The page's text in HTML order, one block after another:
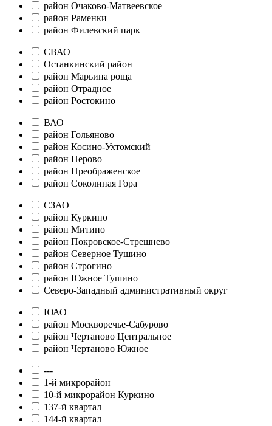
район Очаково-Матвеевское
район Раменки
район Филевский парк
СВАО
Останкинский район
район Марьина роща
район Отрадное
район Ростокино
ВАО
район Гольяново
район Косино-Ухтомский
район Перово
район Преображенское
район Соколиная Гора
СЗАО
район Куркино
район Митино
район Покровское-Стрешнево
район Северное Тушино
район Строгино
район Южное Тушино
Северо-Западный административный округ
ЮАО
район Москворечье-Сабурово
район Чертаново Центральное
район Чертаново Южное
---
1-й микрорайон
10-й микрорайон Куркино
137-й квартал
144-й квартал